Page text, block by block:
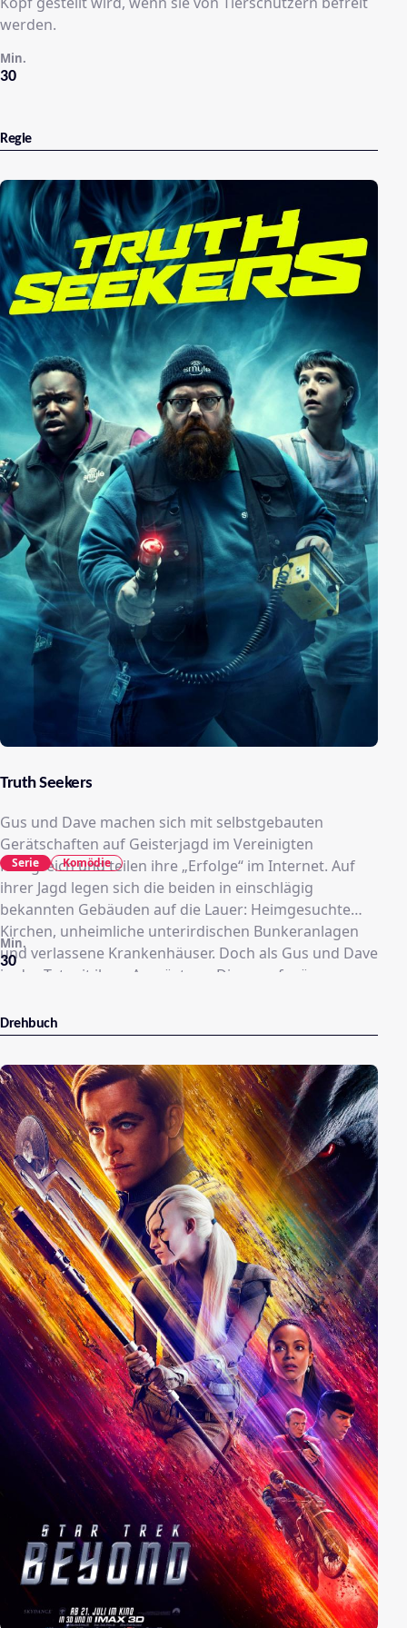
werden.
30
Min.
Regie
Truth Seekers
Gus und Dave machen sich mit selbstgebauten
Gerätschaften auf Geisterjagd im Vereinigten
Königreich und teilen ihre „Erfolge“ im Internet. Auf
ihrer Jagd legen sich die beiden in einschlägig
bekannten Gebäuden auf die Lauer: Heimgesuchte
Kirchen, unheimliche unterirdischen Bunkeranlagen
und verlassene Krankenhäuser. Doch als Gus und Dave
in der Tat mit ihrer Ausrüstung Dinge aufspüren –
unweigerlich in eine gewaltige Verschwörung
gezogen, die ihr Leben und die Zukunft der
Menschheit bedroht.
30
Min.
Serie Komödie
Drehbuch